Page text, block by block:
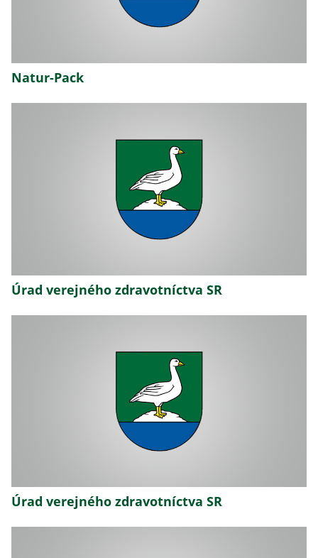
Natur-Pack
Úrad verejného zdravotníctva SR
Úrad verejného zdravotníctva SR